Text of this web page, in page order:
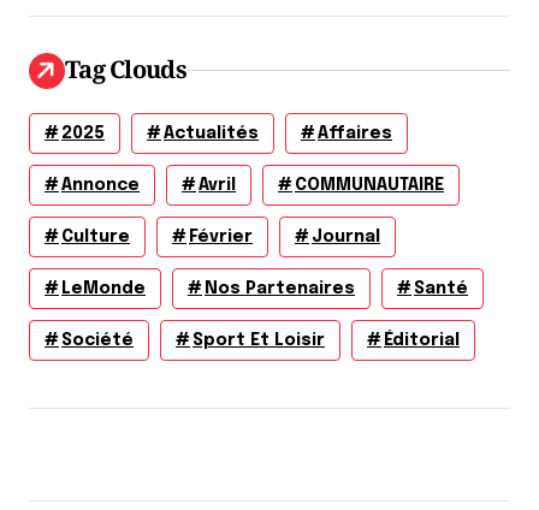
Tag Clouds
2025 Actualités Affaires
Annonce Avril COMMUNAUTAIRE
Culture Février Journal
LeMonde Nos Partenaires Santé
Société Sport Et Loisir Éditorial